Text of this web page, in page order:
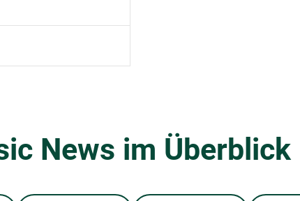
News im Überblick